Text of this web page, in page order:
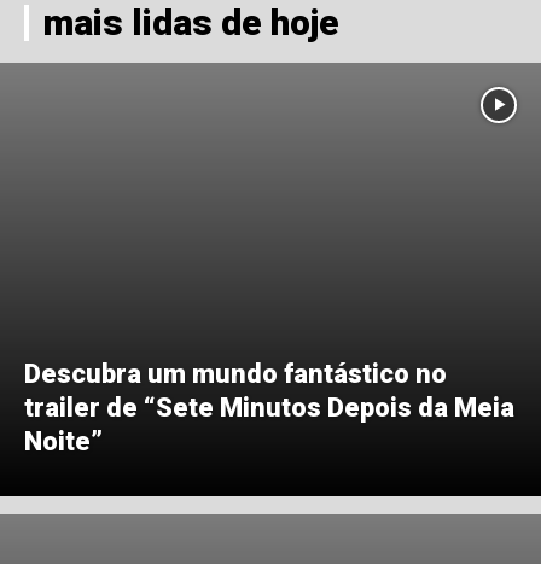
mais lidas de hoje
Descubra um mundo fantástico no
trailer de “Sete Minutos Depois da Meia
Noite”